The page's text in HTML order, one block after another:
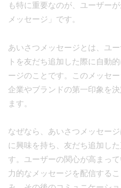
も特に重要なのが、ユーザー
メッセージ」です。
あいさつメッセージとは、ユ
トを友だち追加した際に自動
ージのことです。このメッセ
企業やブランドの第一印象を
ます。
なぜなら、あいさつメッセー
に興味を持ち、友だち追加し
す。ユーザーの関心が高まっ
力的なメッセージを配信する